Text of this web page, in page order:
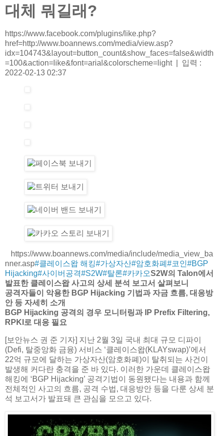
대체 뭐길래?
https://www.facebook.com/plugins/like.php?
href=http://www.boannews.com/media/view.asp?
idx=104743&layout=button_count&show_faces=false&width
=100&action=like&font=arial&colorscheme=light | 입력 :
2022-02-13 02:37
https://www.boannews.com/media/include/media_view_ba
nner.asp#클레이스왑 해킹#가상자산#암호화폐 #코인#BGP
Hijacking#사이버공격#S2W#탈론#카카오S2W의 Talon에서
발표한 클레이스왑 사고의 상세 분석 보고서 살펴보니
공격자들이 악용한 BGP Hijacking 기법과 자금 흐름, 대응방
안 등 자세히 소개
BGP Hijacking 공격의 경우 모니터링과 IP Prefix Filtering,
RPKI로 대응 필요
[보안뉴스 권 준 기자] 지난 2월 3일 국내 최대 규모 디파이
(Defi, 탈중앙화 금융) 서비스 ‘클레이스왑(KLAYswap)’에서
22억 규모에 달하는 가상자산(암호화폐)이 탈취되는 사건이
발생해 커다란 충격을 준 바 있다. 이러한 가운데 클레이스왑
해킹에 ‘BGP Hijacking’ 공격기법이 동원됐다는 내용과 함께
전체적인 사고의 흐름, 공격 수법, 대응방안 등을 다룬 상세 분
석 보고서가 발표돼 큰 관심을 모으고 있다.